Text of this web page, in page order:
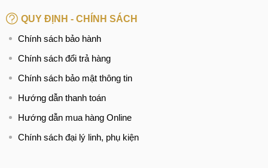
QUY ĐỊNH - CHÍNH SÁCH
Chính sách bảo hành
Chính sách đổi trả hàng
Chính sách bảo mật thông tin
Hướng dẫn thanh toán
Hướng dẫn mua hàng Online
Chính sách đại lý linh, phụ kiện